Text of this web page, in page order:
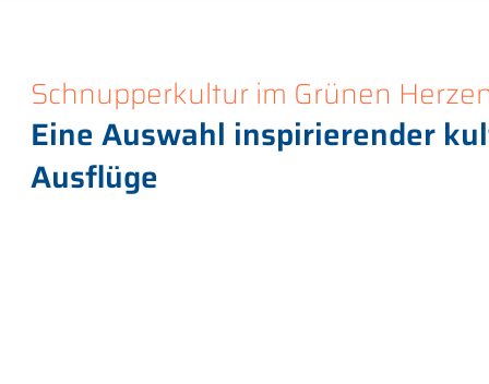
Schnupperkultur im Grünen
Eine Auswahl inspirierender
Ausflüge